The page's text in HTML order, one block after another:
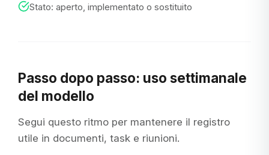
Stato: aperto, implementato o sostituito
Passo dopo passo: uso settimanale
del modello
Segui questo ritmo per mantenere il registro
utile in documenti, task e riunioni.